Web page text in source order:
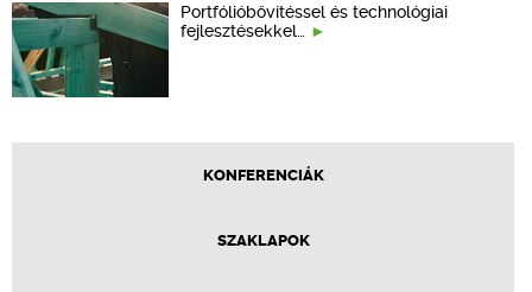
Portfólióbővítéssel és technológiai
fejlesztésekkel…
KONFERENCIÁK
SZAKLAPOK